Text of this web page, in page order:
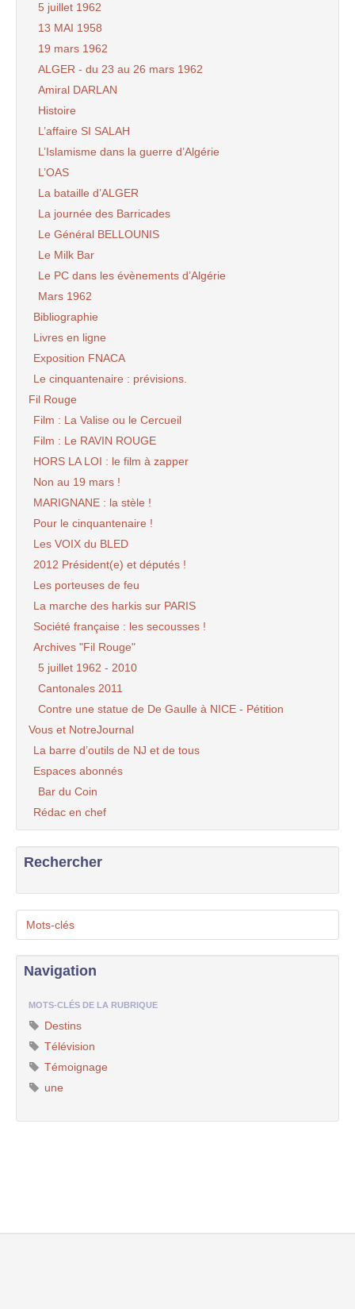
5 juillet 1962
13 MAI 1958
19 mars 1962
ALGER - du 23 au 26 mars 1962
Amiral DARLAN
Histoire
L’affaire SI SALAH
L’Islamisme dans la guerre d’Algérie
L’OAS
La bataille d’ALGER
La journée des Barricades
Le Général BELLOUNIS
Le Milk Bar
Le PC dans les évènements d’Algérie
Mars 1962
Bibliographie
Livres en ligne
Exposition FNACA
Le cinquantenaire : prévisions.
Fil Rouge
Film : La Valise ou le Cercueil
Film : Le RAVIN ROUGE
HORS LA LOI : le film à zapper
Non au 19 mars !
MARIGNANE : la stèle !
Pour le cinquantenaire !
Les VOIX du BLED
2012 Président(e) et députés !
Les porteuses de feu
La marche des harkis sur PARIS
Société française : les secousses !
Archives "Fil Rouge"
5 juillet 1962 - 2010
Cantonales 2011
Contre une statue de De Gaulle à NICE - Pétition
Vous et NotreJournal
La barre d’outils de NJ et de tous
Espaces abonnés
Bar du Coin
Rédac en chef
Rechercher
Mots-clés
Navigation
MOTS-CLÉS DE LA RUBRIQUE
Destins
Télévision
Témoignage
une